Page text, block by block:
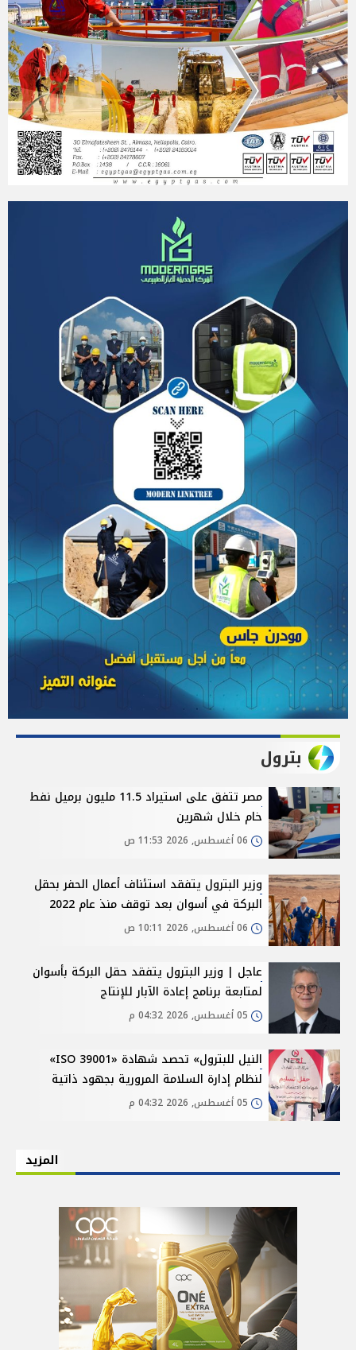
بترول
مصر تتفق على استيراد 11.5 مليون برميل نفط
خام خلال شهرين
وزير البترول يتفقد استئناف أعمال الحفر بحقل
البركة في أسوان بعد توقف منذ عام 2022
عاجل | وزير البترول يتفقد حقل البركة بأسوان
لمتابعة برنامج إعادة الآبار للإنتاج
النيل للبترول» تحصد شهادة «ISO 39001»
لنظام إدارة السلامة المرورية بجهود ذاتية
المزيد